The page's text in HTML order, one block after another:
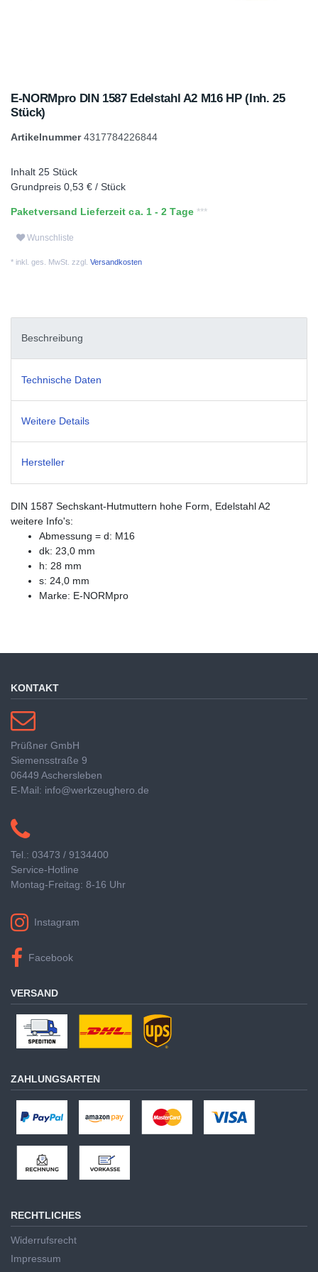
E-NORMpro DIN 1587 Edelstahl A2 M16 HP (Inh. 25
Stück)
Artikelnummer4317784226844
Inhalt 25 Stück
Grundpreis 0,53 € / Stück
Paketversand Lieferzeit ca. 1 - 2 Tage
Wunschliste
* inkl. ges. MwSt. zzgl. Versandkosten
Beschreibung
Technische Daten
Weitere Details
Hersteller
DIN 1587 Sechskant-Hutmuttern hohe Form, Edelstahl A2
weitere Info's:
Abmessung = d: M16
dk: 23,0 mm
h: 28 mm
s: 24,0 mm
Marke: E-NORMpro
KONTAKT
Prüßner GmbH
Siemensstraße 9
06449 Aschersleben
E-Mail: info@werkzeughero.de
Tel.: 03473 / 9134400
Service-Hotline
Montag-Freitag: 8-16 Uhr
Instagram
Facebook
VERSAND
ZAHLUNGSARTEN
RECHTLICHES
Widerrufsrecht
Impressum